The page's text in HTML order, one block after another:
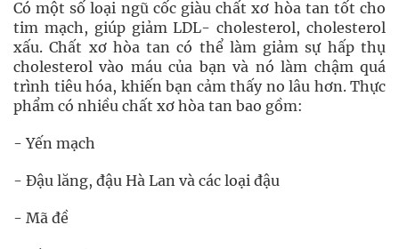
Có một số loại ngũ cốc giàu chất xơ hòa tan tốt cho
tim mạch, giúp giảm LDL- cholesterol, cholesterol
xấu. Chất xơ hòa tan có thể làm giảm sự hấp thụ
cholesterol vào máu của bạn và nó làm chậm quá
trình tiêu hóa, khiến bạn cảm thấy no lâu hơn. Thực
phẩm có nhiều chất xơ hòa tan bao gồm:
- Yến mạch
- Đậu lăng, đậu Hà Lan và các loại đậu
- Mã đề